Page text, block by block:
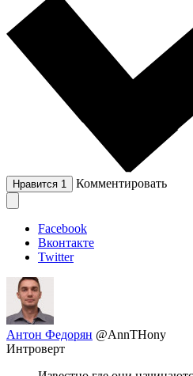
Нравится 1 Комментировать
Facebook
Вконтакте
Twitter
Антон Федорян @AnnTHony
Интроверт